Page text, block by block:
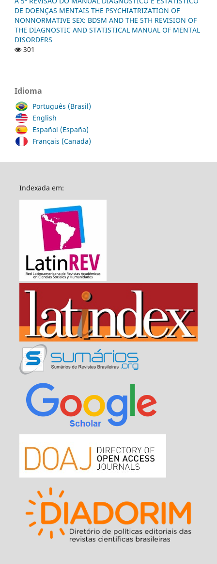
DE DOENÇAS MENTAIS THE PSYCHIATRIZATION OF
NONNORMATIVE SEX: BDSM AND THE 5TH REVISION OF
THE DIAGNOSTIC AND STATISTICAL MANUAL OF MENTAL
DISORDERS
301
Idioma
Português (Brasil)
English
Español (España)
Français (Canada)
Indexada em: